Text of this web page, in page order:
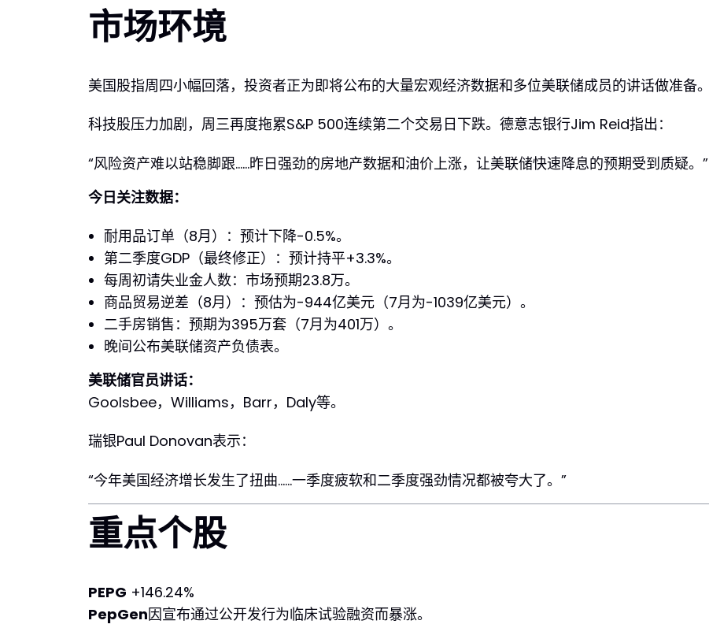
市场环境
美国股指周四小幅回落，投资者正为即将公布的大量宏观经济数据和多位美联储成员的讲话做准备。
科技股压力加剧，周三再度拖累S&P 500连续第二个交易日下跌。德意志银行Jim Reid指出：
“风险资产难以站稳脚跟……昨日强劲的房地产数据和油价上涨，让美联储快速降息的预期受到质疑。”
今日关注数据：
耐用品订单（8月）：预计下降-0.5%。
第二季度GDP（最终修正）：预计持平+3.3%。
每周初请失业金人数：市场预期23.8万。
商品贸易逆差（8月）：预估为-944亿美元（7月为-1039亿美元）。
二手房销售：预期为395万套（7月为401万）。
晚间公布美联储资产负债表。
美联储官员讲话：
Goolsbee，Williams，Barr，Daly等。
瑞银Paul Donovan表示：
“今年美国经济增长发生了扭曲……一季度疲软和二季度强劲情况都被夸大了。”
重点个股
PEPG +146.24%
PepGen因宣布通过公开发行为临床试验融资而暴涨。